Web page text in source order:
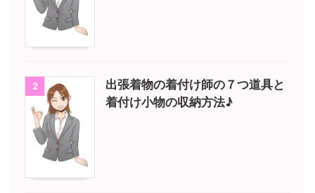
2
出張着物の着付け師の７つ道具と
着付け小物の収納方法♪